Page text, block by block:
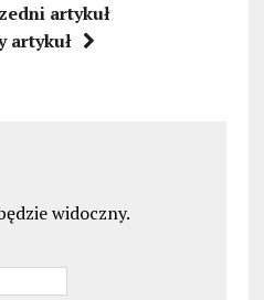
artykuł
artykuł
widoczny.